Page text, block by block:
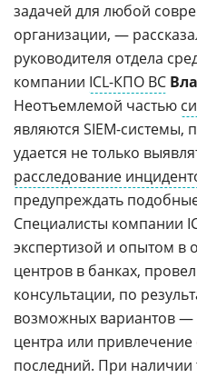
задачей для любой
организации, —
руководителя отдела
компании ICL-КПО ВС
Неотъемлемой частью
являются SIEM-
удается не только
расследование
предупреждать
Специалисты компании
экспертизой и опытом в
центров в банках,
консультации, по
возможных вариантов —
центра или
последний. При наличии